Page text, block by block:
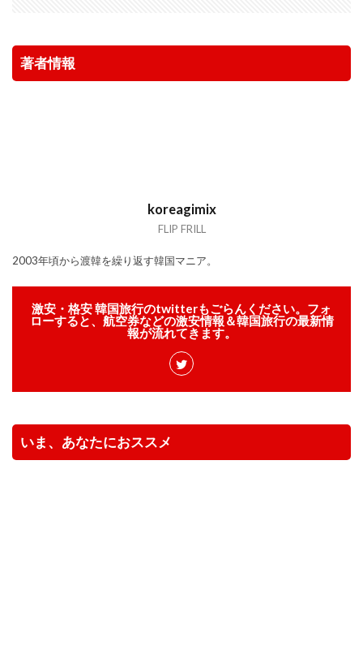
著者情報
koreagimix
FLIP FRILL
2003年頃から渡韓を繰り返す韓国マニア。
激安・格安 韓国旅行のtwitterもごらんください。フォ
ローすると、航空券などの激安情報＆韓国旅行の最新情
報が流れてきます。
いま、あなたにおススメ